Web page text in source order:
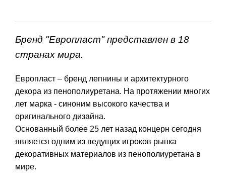
Бренд "Европласт" представлен в 18
странах мира.
Европласт – бренд лепнины и архитектурного
декора из пенополиуретана. На протяжении многих
лет марка - синоним высокого качества и
оригинального дизайна.
Основанный более 25 лет назад концерн сегодня
является одним из ведущих игроков рынка
декоративных материалов из пенополиуретана в
мире.